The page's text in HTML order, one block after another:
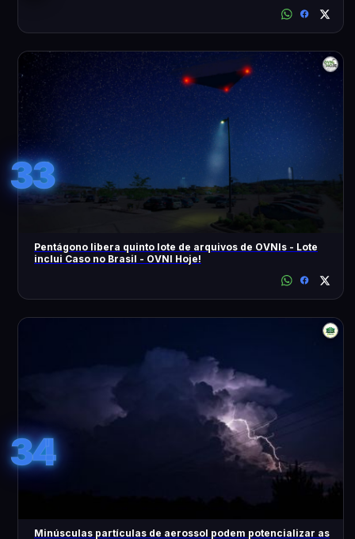
33
Pentágono libera quinto lote de arquivos de OVNIs - Lote
inclui Caso no Brasil - OVNI Hoje!
34
Minúsculas partículas de aerossol podem potencializar as